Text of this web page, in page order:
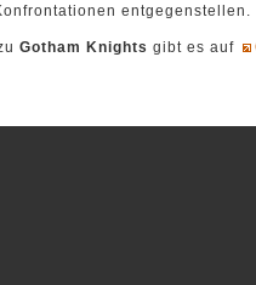
entgegenstellen.
Gotham Knights gibt es auf